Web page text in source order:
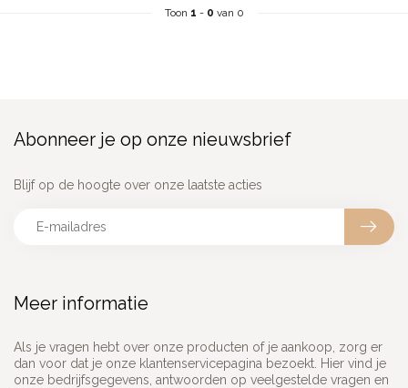
Toon 1 - 0 van 0
Meer informatie
Als je vragen hebt over onze producten of je aankoop, zorg er
dan voor dat je onze klantenservicepagina bezoekt. Hier vind je
onze bedrijfsgegevens, antwoorden op veelgestelde vragen en
Abonneer je op onze nieuwsbrief
Blijf op de hoogte over onze laatste acties